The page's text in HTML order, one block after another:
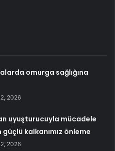
omurga sağlığına
2026
uyuşturucuyla mücadele
güçlü kalkanımız önleme
2026